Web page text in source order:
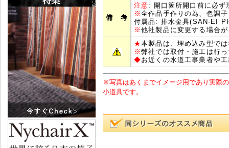
備 考
注意: 開口箇所開口前に必ず
※全作品手作りの為、色調
付属品: 排水金具(SAN-EI
※他社製品に変更する場合
★本製品は、埋め込み型で
※弊社では取付・施工は行
◆お近くの水道工事業者や
※写真はあくまでイメージ用であり実際
小道具です。